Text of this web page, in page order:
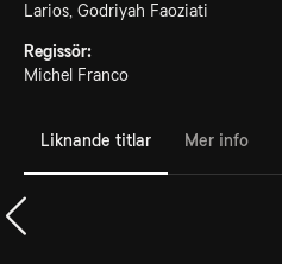
Larios, Godriyah Faoziati
Regissör:
Michel Franco
Liknande titlar Mer info